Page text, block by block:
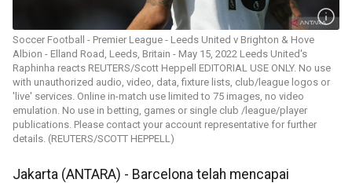
Soccer Football - Premier League - Leeds United v Brighton & Hove
Albion - Elland Road, Leeds, Britain - May 15, 2022 Leeds United's
Raphinha reacts REUTERS/Scott Heppell EDITORIAL USE ONLY. No use
with unauthorized audio, video, data, fixture lists, club/league logos or
'live' services. Online in-match use limited to 75 images, no video
emulation. No use in betting, games or single club /league/player
publications. Please contact your account representative for further
details. (REUTERS/SCOTT HEPPELL)
Jakarta (ANTARA) - Barcelona telah mencapai